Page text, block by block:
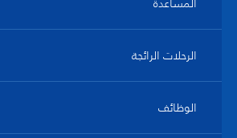
الرحلات الرائجة
الوظائف